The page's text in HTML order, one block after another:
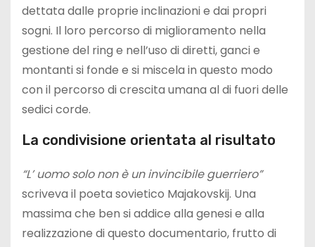
dettata dalle proprie inclinazioni e dai propri
sogni. Il loro percorso di miglioramento nella
gestione del ring e nell’uso di diretti, ganci e
montanti si fonde e si miscela in questo modo
con il percorso di crescita umana al di fuori delle
sedici corde.
La condivisione orientata al risultato
“L’ uomo solo non è un invincibile guerriero”
scriveva il poeta sovietico Majakovskij. Una
massima che ben si addice alla genesi e alla
realizzazione di questo documentario, frutto di